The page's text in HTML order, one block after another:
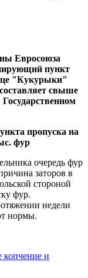
Евросоюза
пункт
"Кукурыки"
свыше
очередь фур
заторов в
стороной
фур.
недели
нормы.
копчение и